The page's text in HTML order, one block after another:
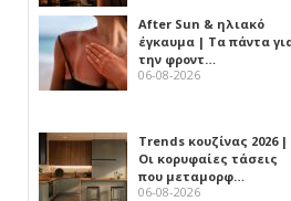
After Sun & ηλιακό
έγκαυμα | Τα πάντα
την φροντ…
06-08-2026
Trends κουζίνας 2026 |
Οι κορυφαίες τάσεις
που μεταμορφ…
06-08-2026